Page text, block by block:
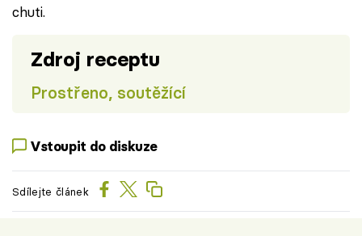
chuti.
Zdroj receptu
Prostřeno, soutěžící
Vstoupit do diskuze
Sdílejte článek